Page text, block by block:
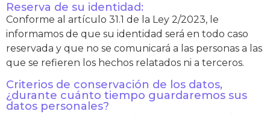
Reserva de su identidad:
Conforme al artículo 31.1 de la Ley 2/2023, le
informamos de que su identidad será en todo caso
reservada y que no se comunicará a las personas a las
que se refieren los hechos relatados ni a terceros.
Criterios de conservación de los datos,
¿durante cuánto tiempo guardaremos sus
datos personales?